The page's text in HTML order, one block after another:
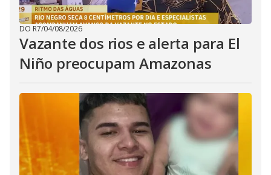
DO R7/04/08/2026
Vazante dos rios e alerta para El
Niño preocupam Amazonas